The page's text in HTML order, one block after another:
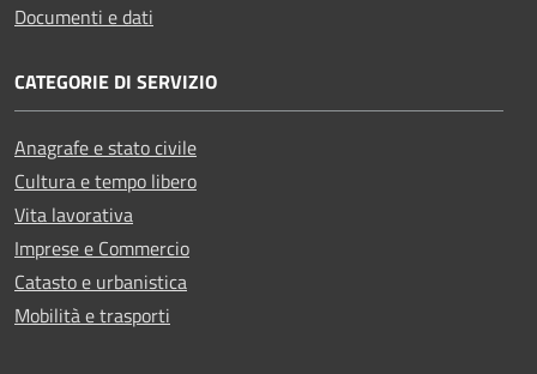
Documenti e dati
CATEGORIE DI SERVIZIO
Anagrafe e stato civile
Cultura e tempo libero
Vita lavorativa
Imprese e Commercio
Catasto e urbanistica
Mobilità e trasporti